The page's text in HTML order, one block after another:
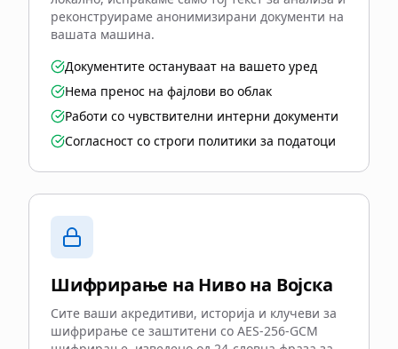
реконструираме анонимизирани документи на
вашата машина.
Документите остануваат на вашето уред
Нема пренос на фајлови во облак
Работи со чувствителни интерни документи
Согласност со строги политики за податоци
Шифрирање на Ниво на Војска
Сите ваши акредитиви, историја и клучеви за
шифрирање се заштитени со AES-256-GCM